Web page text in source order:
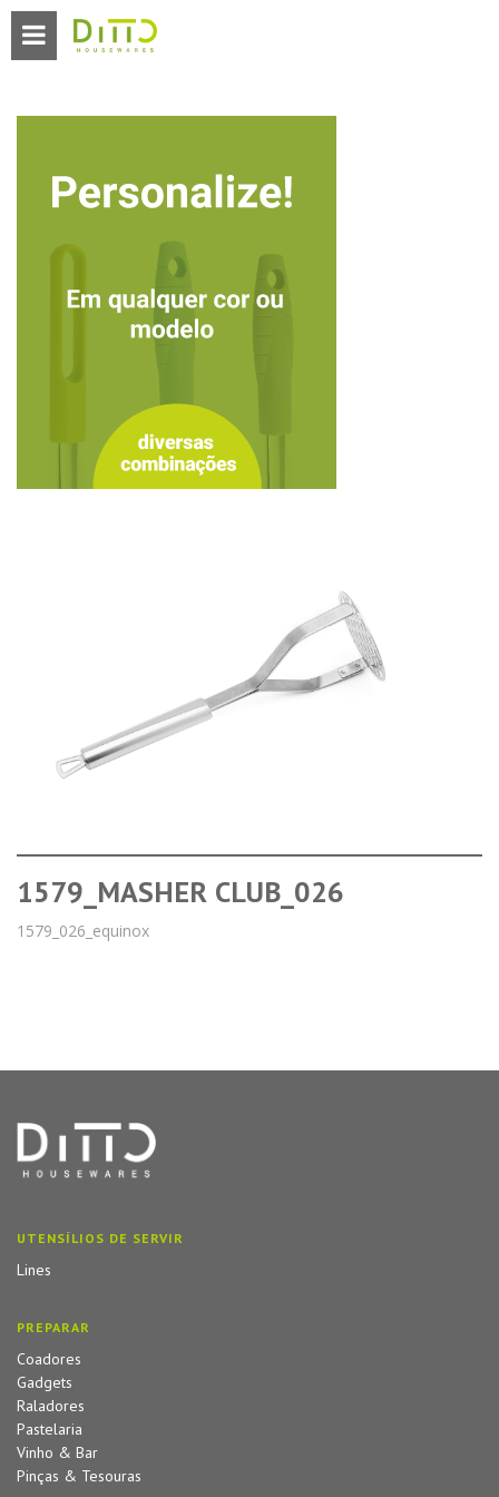
1579_MASHER CLUB_026
1579_026_equinox
UTENSÍLIOS DE SERVIR
Lines
PREPARAR
Coadores
Gadgets
Raladores
Pastelaria
Vinho & Bar
Pinças & Tesouras